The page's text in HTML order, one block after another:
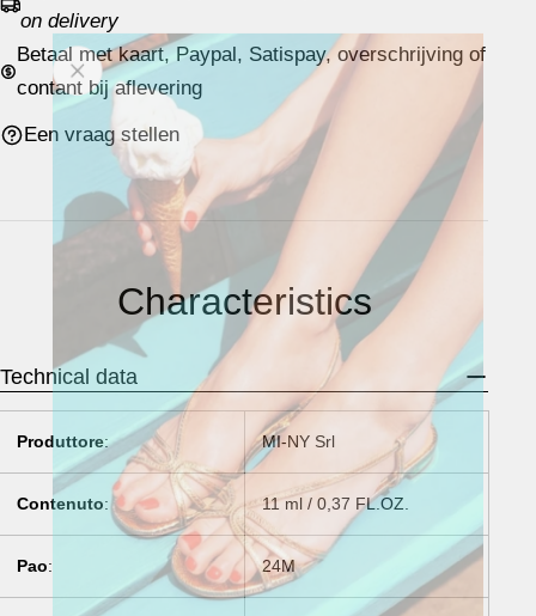
on delivery
Betaal met kaart, Paypal, Satispay, overschrijving of
contant bij aflevering
Een vraag stellen
Characteristics
Technical data
Produttore: MI-NY Srl
Contenuto: 11 ml / 0,37 FL.OZ.
Pao: 24M